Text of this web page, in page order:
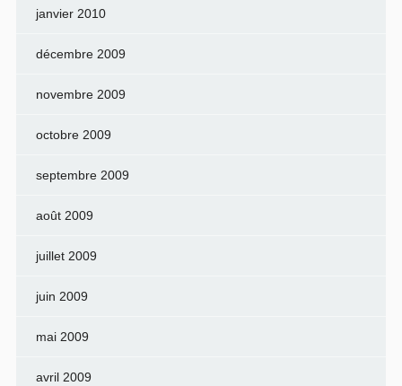
janvier 2010
décembre 2009
novembre 2009
octobre 2009
septembre 2009
août 2009
juillet 2009
juin 2009
mai 2009
avril 2009